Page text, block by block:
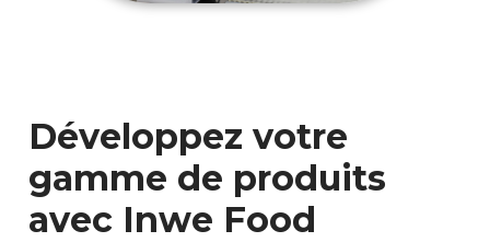
Développez votre
gamme de produits
avec Inwe Food